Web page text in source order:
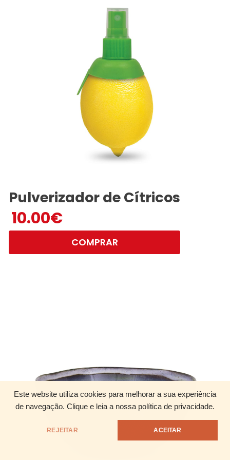
Este website utiliza cookies para melhorar a sua experiência
de navegação. Clique e leia a nossa política de privacidade.
REJEITAR ACEITAR
Pulverizador de Cítricos
10.00€
COMPRAR